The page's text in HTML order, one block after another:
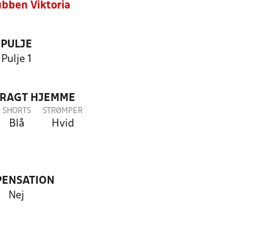
Viktoria
PULJE
Pulje 1
HJEMME
SHORTS
Blå
STRØMPER
Hvid
Nej